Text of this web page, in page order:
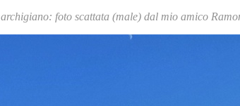
foto scattata (male) dal mio amico